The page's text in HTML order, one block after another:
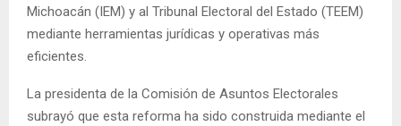
Michoacán (IEM) y al Tribunal Electoral del Estado (TEEM)
mediante herramientas jurídicas y operativas más
eficientes.
La presidenta de la Comisión de Asuntos Electorales
subrayó que esta reforma ha sido construida mediante el